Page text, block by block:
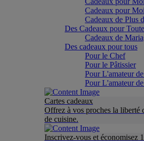
Cadeaux pour
Cadeaux de Plus
Des Cadeaux pour
Cadeaux de
Des cadeaux pour tous
Pour le Chef
Pour le Pâtissier
Pour L'amateur
Pour L'amateur
Cartes cadeaux
Offrez à vos proches la liberté
de cuisine.
Inscrivez-vous et économisez